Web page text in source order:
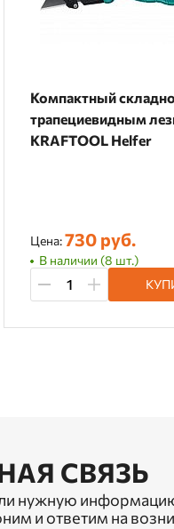
Компактный
трапециевидным
KRAFTOOL Helfer
Цена:730 руб.
В наличии (8 шт.)
СВЯЗЬ
нужную
и ответим на